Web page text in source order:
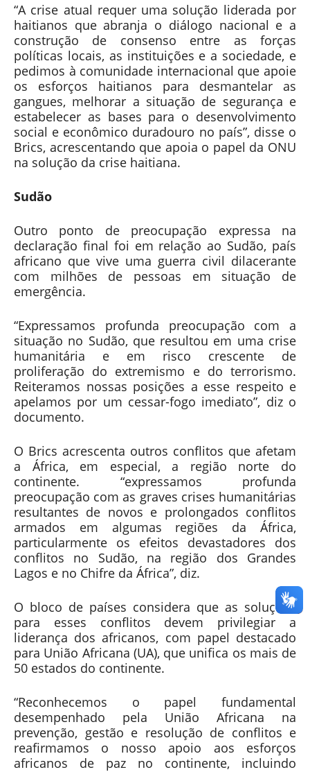
“A crise atual requer uma solução liderada por
haitianos que abranja o diálogo nacional e a
construção de consenso entre as forças
políticas locais, as instituições e a sociedade, e
pedimos à comunidade internacional que apoie
os esforços haitianos para desmantelar as
gangues, melhorar a situação de segurança e
estabelecer as bases para o desenvolvimento
social e econômico duradouro no país”, disse o
Brics, acrescentando que apoia o papel da ONU
na solução da crise haitiana.
Sudão
Outro ponto de preocupação expressa na
declaração final foi em relação ao Sudão, país
africano que vive uma guerra civil dilacerante
com milhões de pessoas em situação de
emergência.
“Expressamos profunda preocupação com a
situação no Sudão, que resultou em uma crise
humanitária e em risco crescente de
proliferação do extremismo e do terrorismo.
Reiteramos nossas posições a esse respeito e
apelamos por um cessar-fogo imediato”, diz o
documento.
O Brics acrescenta outros conflitos que afetam
a África, em especial, a região norte do
continente. “expressamos profunda
preocupação com as graves crises humanitárias
resultantes de novos e prolongados conflitos
armados em algumas regiões da África,
particularmente os efeitos devastadores dos
conflitos no Sudão, na região dos Grandes
Lagos e no Chifre da África”, diz.
O bloco de países considera que as soluções
para esses conflitos devem privilegiar a
liderança dos africanos, com papel destacado
para União Africana (UA), que unifica os mais de
50 estados do continente.
“Reconhecemos o papel fundamental
desempenhado pela União Africana na
prevenção, gestão e resolução de conflitos e
reafirmamos o nosso apoio aos esforços
africanos de paz no continente, incluindo